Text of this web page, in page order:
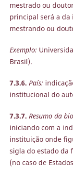
mestrado ou
principal será a
mestrando ou
Exemplo:
Brasil).
7.3.6. País:
institucional do
7.3.7. Resumo da
iniciando com a
instituição onde
sigla do estado da
(no caso de